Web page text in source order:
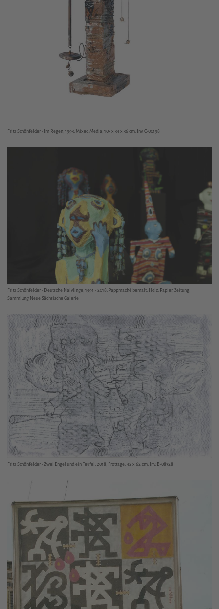
Fritz Schönfelder - Im Regen, 1993, Mixed Media, 107 x 34 x 36 cm, Inv. C-00198
Fritz Schönfelder - Deutsche Naivlinge, 1991 - 2018, Pappmaché bemalt, Holz, Papier, Zeitung,
Sammlung Neue Sächsische Galerie
Fritz Schönfelder - Zwei Engel und ein Teufel, 2018, Frottage, 42 x 62 cm, Inv. B-08328